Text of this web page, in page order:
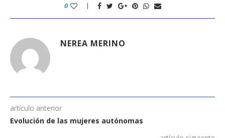
0
NEREA MERINO
artículo anterior
Evolución de las mujeres autónomas